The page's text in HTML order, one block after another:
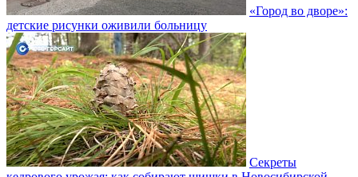
«Город во дворе»:
детские рисунки оживили больницу
Секреты